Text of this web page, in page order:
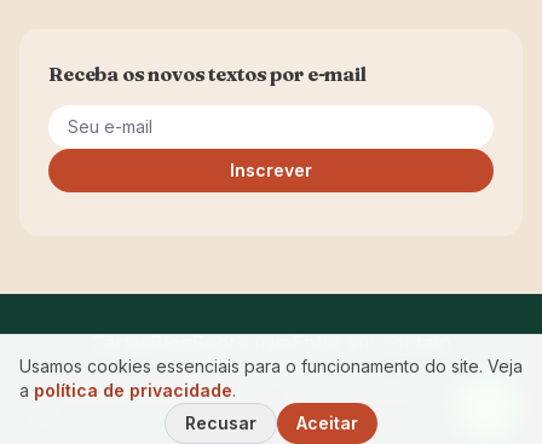
Receba os novos textos por e-mail
Seu e-mail
Inscrever
PrivacidadeAcessibilidade
© 2026 Maria Manuela Ferreira · CRP RJ 05/12843 — Começar
Usamos cookies essenciais para o funcionamento do site. Veja
a política de privacidade.
Recusar
Aceitar